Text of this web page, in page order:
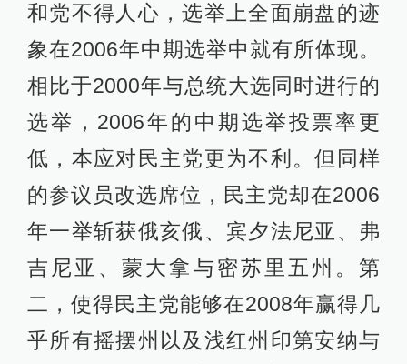
和党不得人心，选举上全面崩盘的迹
象在2006年中期选举中就有所体现。
相比于2000年与总统大选同时进行的
选举，2006年的中期选举投票率更
低，本应对民主党更为不利。但同样
的参议员改选席位，民主党却在2006
年一举斩获俄亥俄、宾夕法尼亚、弗
吉尼亚、蒙大拿与密苏里五州。第
二，使得民主党能够在2008年赢得几
乎所有摇摆州以及浅红州印第安纳与